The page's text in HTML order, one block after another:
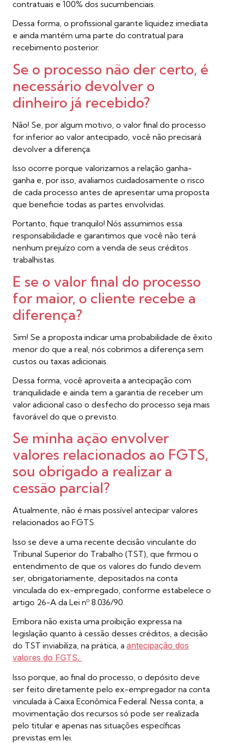
contratuais e 100% dos sucumbenciais.
Dessa forma, o profissional garante liquidez imediata
e ainda mantém uma parte do contratual para
recebimento posterior.
Se o processo não der certo, é
necessário devolver o
dinheiro já recebido?
Não! Se, por algum motivo, o valor final do processo
for inferior ao valor antecipado, você não precisará
devolver a diferença.
Isso ocorre porque valorizamos a relação ganha-
ganha e, por isso, avaliamos cuidadosamente o risco
de cada processo antes de apresentar uma proposta
que beneficie todas as partes envolvidas.
Portanto, fique tranquilo! Nós assumimos essa
responsabilidade e garantimos que você não terá
nenhum prejuízo com a venda de seus créditos
trabalhistas.
E se o valor final do processo
for maior, o cliente recebe a
diferença?
Sim! Se a proposta indicar uma probabilidade de êxito
menor do que a real, nós cobrimos a diferença sem
custos ou taxas adicionais.
Dessa forma, você aproveita a antecipação com
tranquilidade e ainda tem a garantia de receber um
valor adicional caso o desfecho do processo seja mais
favorável do que o previsto.
Se minha ação envolver
valores relacionados ao FGTS,
sou obrigado a realizar a
cessão parcial?
Atualmente, não é mais possível antecipar valores
relacionados ao FGTS.
Isso se deve a uma recente decisão vinculante do
Tribunal Superior do Trabalho (TST), que firmou o
entendimento de que os valores do fundo devem
ser, obrigatoriamente, depositados na conta
vinculada do ex-empregado, conforme estabelece o
artigo 26-A da Lei nº 8.036/90.
Embora não exista uma proibição expressa na
legislação quanto à cessão desses créditos, a decisão
do TST inviabiliza, na prática, a antecipação dos
valores do FGTS.
Isso porque, ao final do processo, o depósito deve
ser feito diretamente pelo ex-empregador na conta
vinculada à Caixa Econômica Federal. Nessa conta, a
movimentação dos recursos só pode ser realizada
pelo titular e apenas nas situações específicas
previstas em lei.